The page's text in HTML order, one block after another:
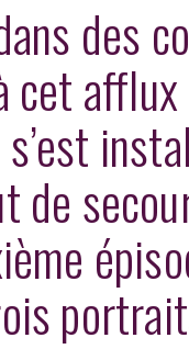
des
cet
de